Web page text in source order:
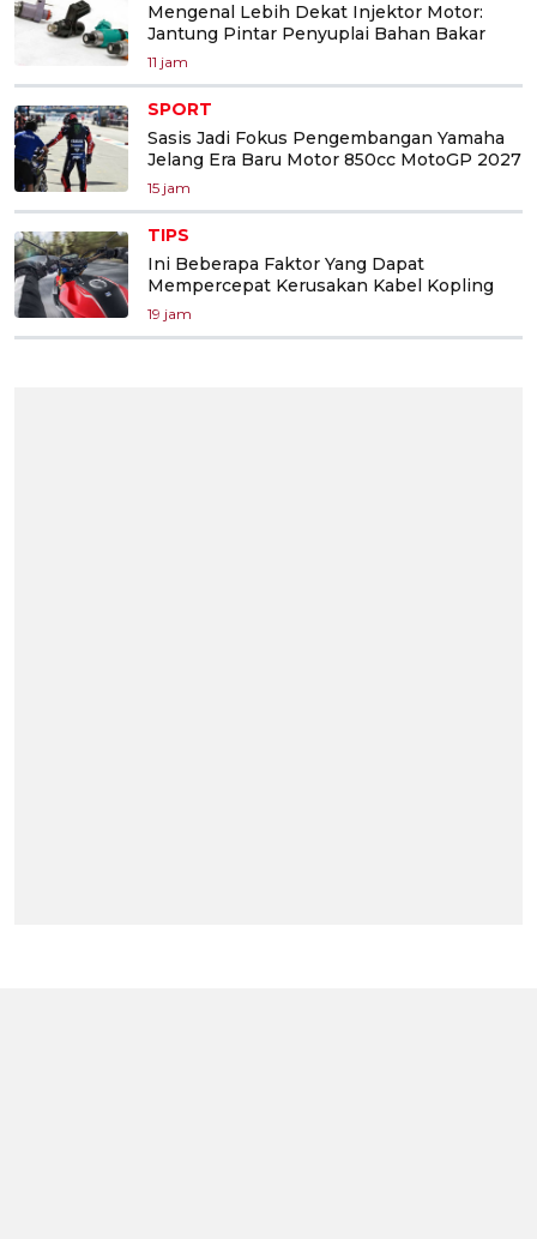
Mengenal Lebih Dekat Injektor Motor:
Jantung Pintar Penyuplai Bahan Bakar
11 jam
SPORT
Sasis Jadi Fokus Pengembangan Yamaha
Jelang Era Baru Motor 850cc MotoGP 2027
15 jam
TIPS
Ini Beberapa Faktor Yang Dapat
Mempercepat Kerusakan Kabel Kopling
19 jam